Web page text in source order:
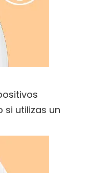
utilizas un